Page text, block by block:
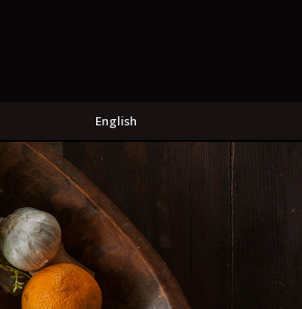
English